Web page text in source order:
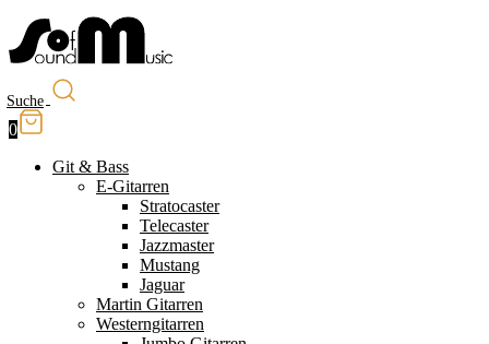
Suche
0
Git & Bass
E-Gitarren
Stratocaster
Telecaster
Jazzmaster
Mustang
Jaguar
Martin Gitarren
Westerngitarren